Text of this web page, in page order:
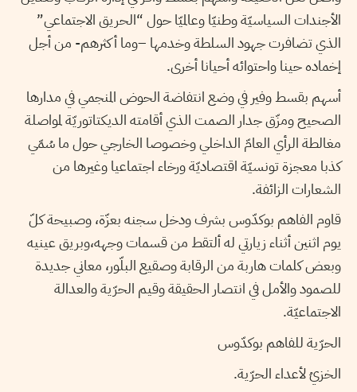
الأجندات السياسيّة وطنيّا وعالميّا حول “الحريق الاجتماعي”
الذي تضافرت جهود السلطة وخدمها –وما أكثرهم- من أجل
إخماده حينا واحتوائه أحيانا أخرى.
أسهم بقسط وفير في وضع انتفاضة الحوض المنجمي في مدارها
الصحيح ومزّق جدار الصمت الذي أقامته الديكتاتوريّة لمواصلة
مغالطة الرأي العامّ الداخلي وخصوصا الخارجي حول ما سُمّي
كذبا معجزة تونسيّة اقتصاديّة ورخاء اجتماعيا وغيرها من
الشعارات الزائفة.
قاوم الفاهم بوكدّوس بشرف ودخل سجنه بعزّة، وصبيحة كلّ
يوم اثنين أثناء زيارتي له ألتقط من قسمات وجهه،وبريق عينيه
وبعض كلمات هاربة من الرقابة وصقيع البلّور، معاني جديدة
للصمود والأمل في انتصار الحقيقة وقيم الحرّية والعدالة
الاجتماعيّة.
الحرّية للفاهم بوكدّوس
الخزيُ لأعداء الحرّية.